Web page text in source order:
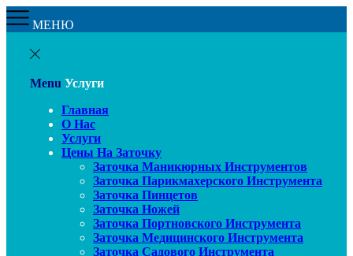
МЕНЮ
Menu Услуги
Главная
О Нас
Услуги
Цены На Заточку
Заточка Маникюрных Инструментов
Заточка Парикмахерского Инструмента
Заточка Пинцетов
Заточка Ножей
Заточка Портновского Инструмента
Заточка Медицинского Инструмента
Заточка Садового Инструмента